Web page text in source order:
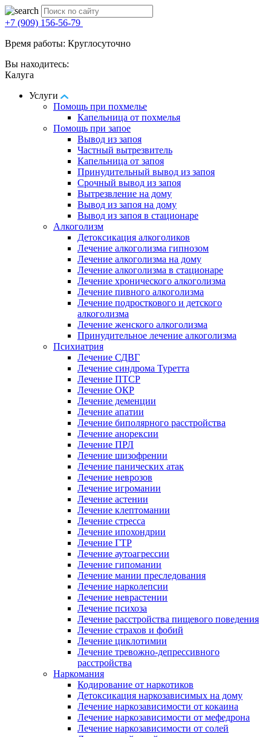
+7 (909) 156-56-79
Время работы: Круглосуточно
Вы находитесь:
Калуга
Услуги
Помощь при похмелье
Капельница от похмелья
Помощь при запое
Вывод из запоя
Частный вытрезвитель
Капельница от запоя
Принудительный вывод из запоя
Срочный вывод из запоя
Вытрезвление на дому
Вывод из запоя на дому
Вывод из запоя в стационаре
Алкоголизм
Детоксикация алкоголиков
Лечение алкоголизма гипнозом
Лечение алкоголизма на дому
Лечение алкоголизма в стационаре
Лечение хронического алкоголизма
Лечение пивного алкоголизма
Лечение подросткового и детского
алкоголизма
Лечение женского алкоголизма
Принудительное лечение алкоголизма
Психиатрия
Лечение СДВГ
Лечение синдрома Туретта
Лечение ПТСР
Лечение ОКР
Лечение деменции
Лечение апатии
Лечение биполярного расстройства
Лечение анорексии
Лечение ПРЛ
Лечение шизофрении
Лечение панических атак
Лечение неврозов
Лечение игромании
Лечение астении
Лечение клептомании
Лечение стресса
Лечение ипохондрии
Лечение ГТР
Лечение аутоагрессии
Лечение гипомании
Лечение мании преследования
Лечение нарколепсии
Лечение неврастении
Лечение психоза
Лечение расстройства пищевого поведения
Лечение страхов и фобий
Лечение циклотимии
Лечение тревожно-депрессивного
расстройства
Наркомания
Кодирование от наркотиков
Детоксикация наркозависимых на дому
Лечение наркозависимости от кокаина
Лечение наркозависимости от мефедрона
Лечение наркозависимости от солей